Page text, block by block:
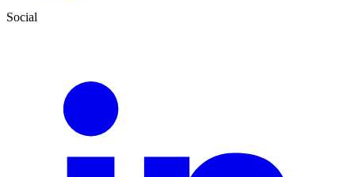
Social